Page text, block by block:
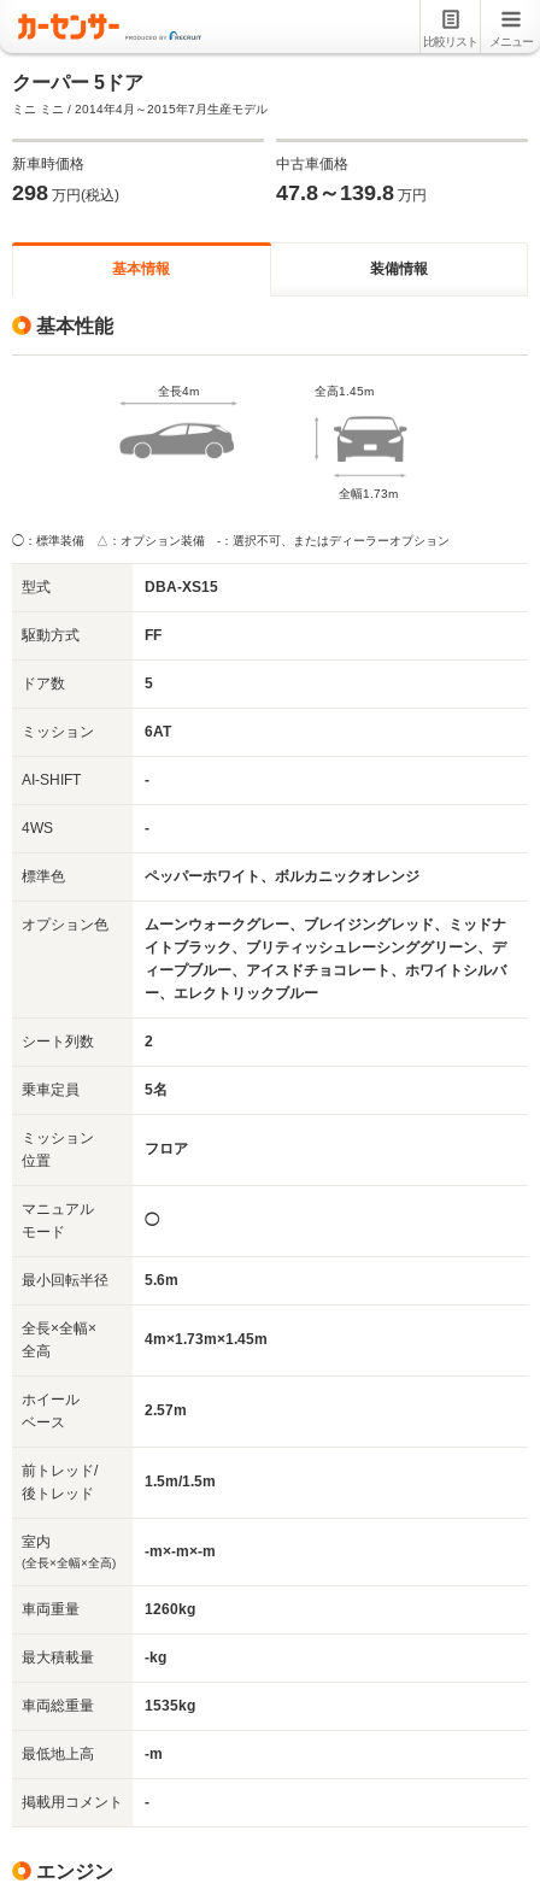
比較リスト メニュー
クーパー 5ドア
ミニ ミニ / 2014年4月～2015年7月生産モデル
新車時価格
298 万円(税込)
中古車価格
47.8～139.8 万円
基本情報 装備情報
基本性能
全長4m 全高1.45m
全幅1.73m
◯：標準装備 △：オプション装備 -：選択不可、またはディーラーオプション
型式 DBA-XS15
駆動方式 FF
ドア数 5
ミッション 6AT
AI-SHIFT -
4WS -
標準色 ペッパーホワイト、ボルカニックオレンジ
オプション色
ムーンウォークグレー、ブレイジングレッド、ミッドナ
イトブラック、ブリティッシュレーシンググリーン、デ
ィープブルー、アイスドチョコレート、ホワイトシルバ
ー、エレクトリックブルー
シート列数 2
乗車定員 5名
ミッション
位置
フロア
マニュアル
モード
◯
最小回転半径 5.6m
全長×全幅×
全高
4m×1.73m×1.45m
ホイール
ベース
2.57m
前トレッド/
後トレッド
1.5m/1.5m
室内
(全長×全幅×全高)
-m×-m×-m
車両重量 1260kg
最大積載量 -kg
車両総重量 1535kg
最低地上高 -m
掲載用コメント -
エンジン